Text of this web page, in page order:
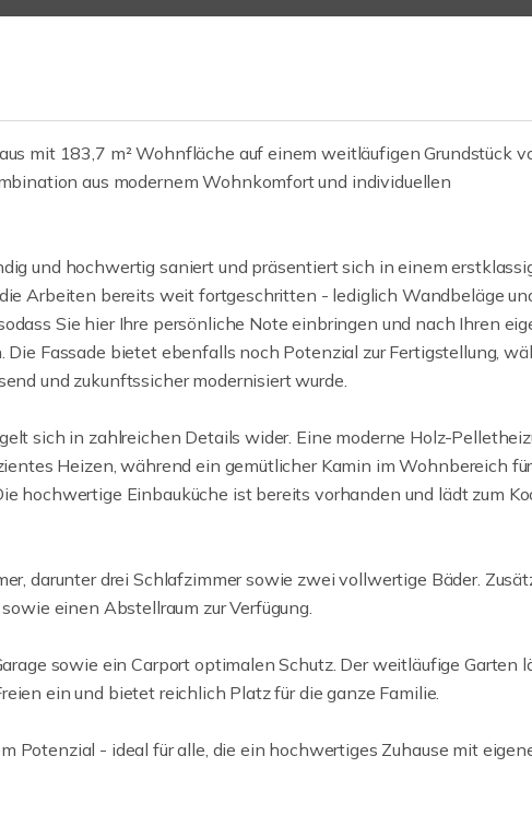
mit 183,7 m² Wohnfläche auf einem weitläufigen Grundstück
aus modernem Wohnkomfort und individuellen
und hochwertig saniert und präsentiert sich in einem
Arbeiten bereits weit fortgeschritten - lediglich Wandbeläge
Sie hier Ihre persönliche Note einbringen und nach Ihren
Fassade bietet ebenfalls noch Potenzial zur Fertigstellung,
und zukunftssicher modernisiert wurde.
sich in zahlreichen Details wider. Eine moderne Holz-
Heizen, während ein gemütlicher Kamin im Wohnbereich für
hochwertige Einbauküche ist bereits vorhanden und lädt zum
darunter drei Schlafzimmer sowie zwei vollwertige Bäder.
einen Abstellraum zur Verfügung.
sowie ein Carport optimalen Schutz. Der weitläufige Garten
ein und bietet reichlich Platz für die ganze Familie.
Potenzial - ideal für alle, die ein hochwertiges Zuhause mit